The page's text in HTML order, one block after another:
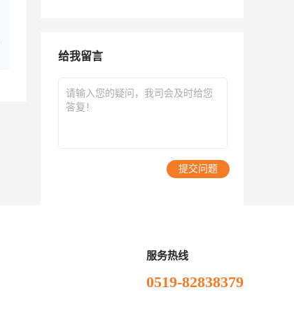
给我留言
提交问题
服务热线
0519-82838379